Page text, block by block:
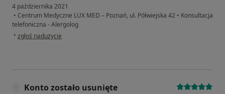
4 października 2021
• Centrum Medyczne LUX MED – Poznań, ul. Półwiejska 42 • Konsultacja
telefoniczna - Alergolog
• w opinii użytkownika Madzia
zgłoś nadużycie
Konto zostało usunięte